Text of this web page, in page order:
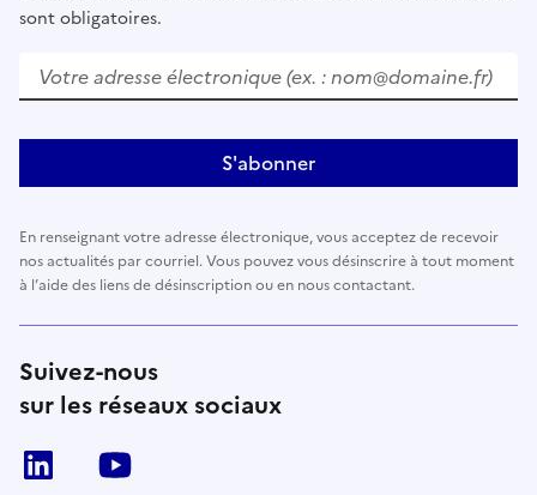
sont obligatoires.
Votre adresse électronique (ex. : nom@domaine.fr)
S'abonner
En renseignant votre adresse électronique, vous acceptez de recevoir
nos actualités par courriel. Vous pouvez vous désinscrire à tout moment
à l’aide des liens de désinscription ou en nous contactant.
Suivez-nous
sur les réseaux sociaux
LinkedIn